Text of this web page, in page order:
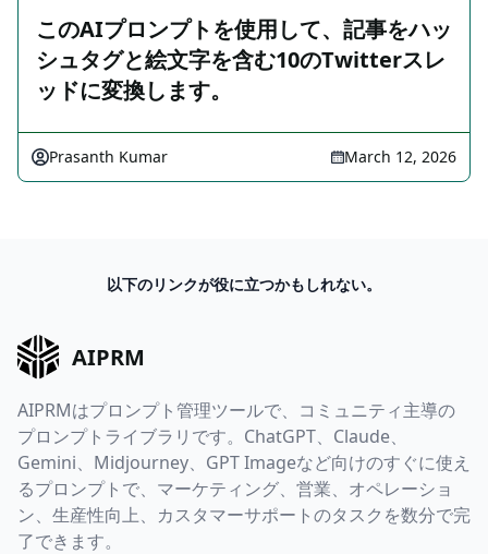
このAIプロンプトを使用して、記事をハッ
シュタグと絵文字を含む10のTwitterスレ
ッドに変換します。
Prasanth Kumar March 12, 2026
以下のリンクが役に立つかもしれない。
AIPRM
AIPRMはプロンプト管理ツールで、コミュニティ主導の
プロンプトライブラリです。ChatGPT、Claude、
Gemini、Midjourney、GPT Imageなど向けのすぐに使え
るプロンプトで、マーケティング、営業、オペレーショ
ン、生産性向上、カスタマーサポートのタスクを数分で完
了できます。